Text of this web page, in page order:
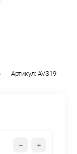
Артикул: AVS19